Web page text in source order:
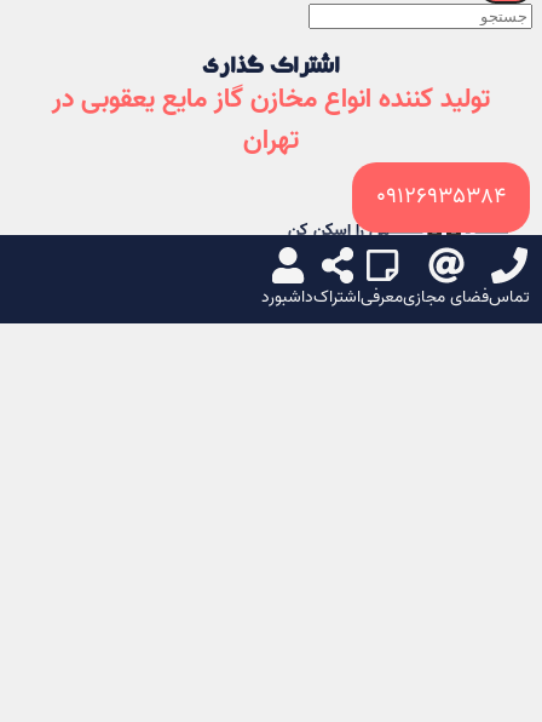
تماسفضای مجازیمعرفیاشتراکداشبورد
09126935384
اشتراک گذاری
تولید کننده انواع مخازن گاز مایع یعقوبی در
تهران
من را اسکن کن